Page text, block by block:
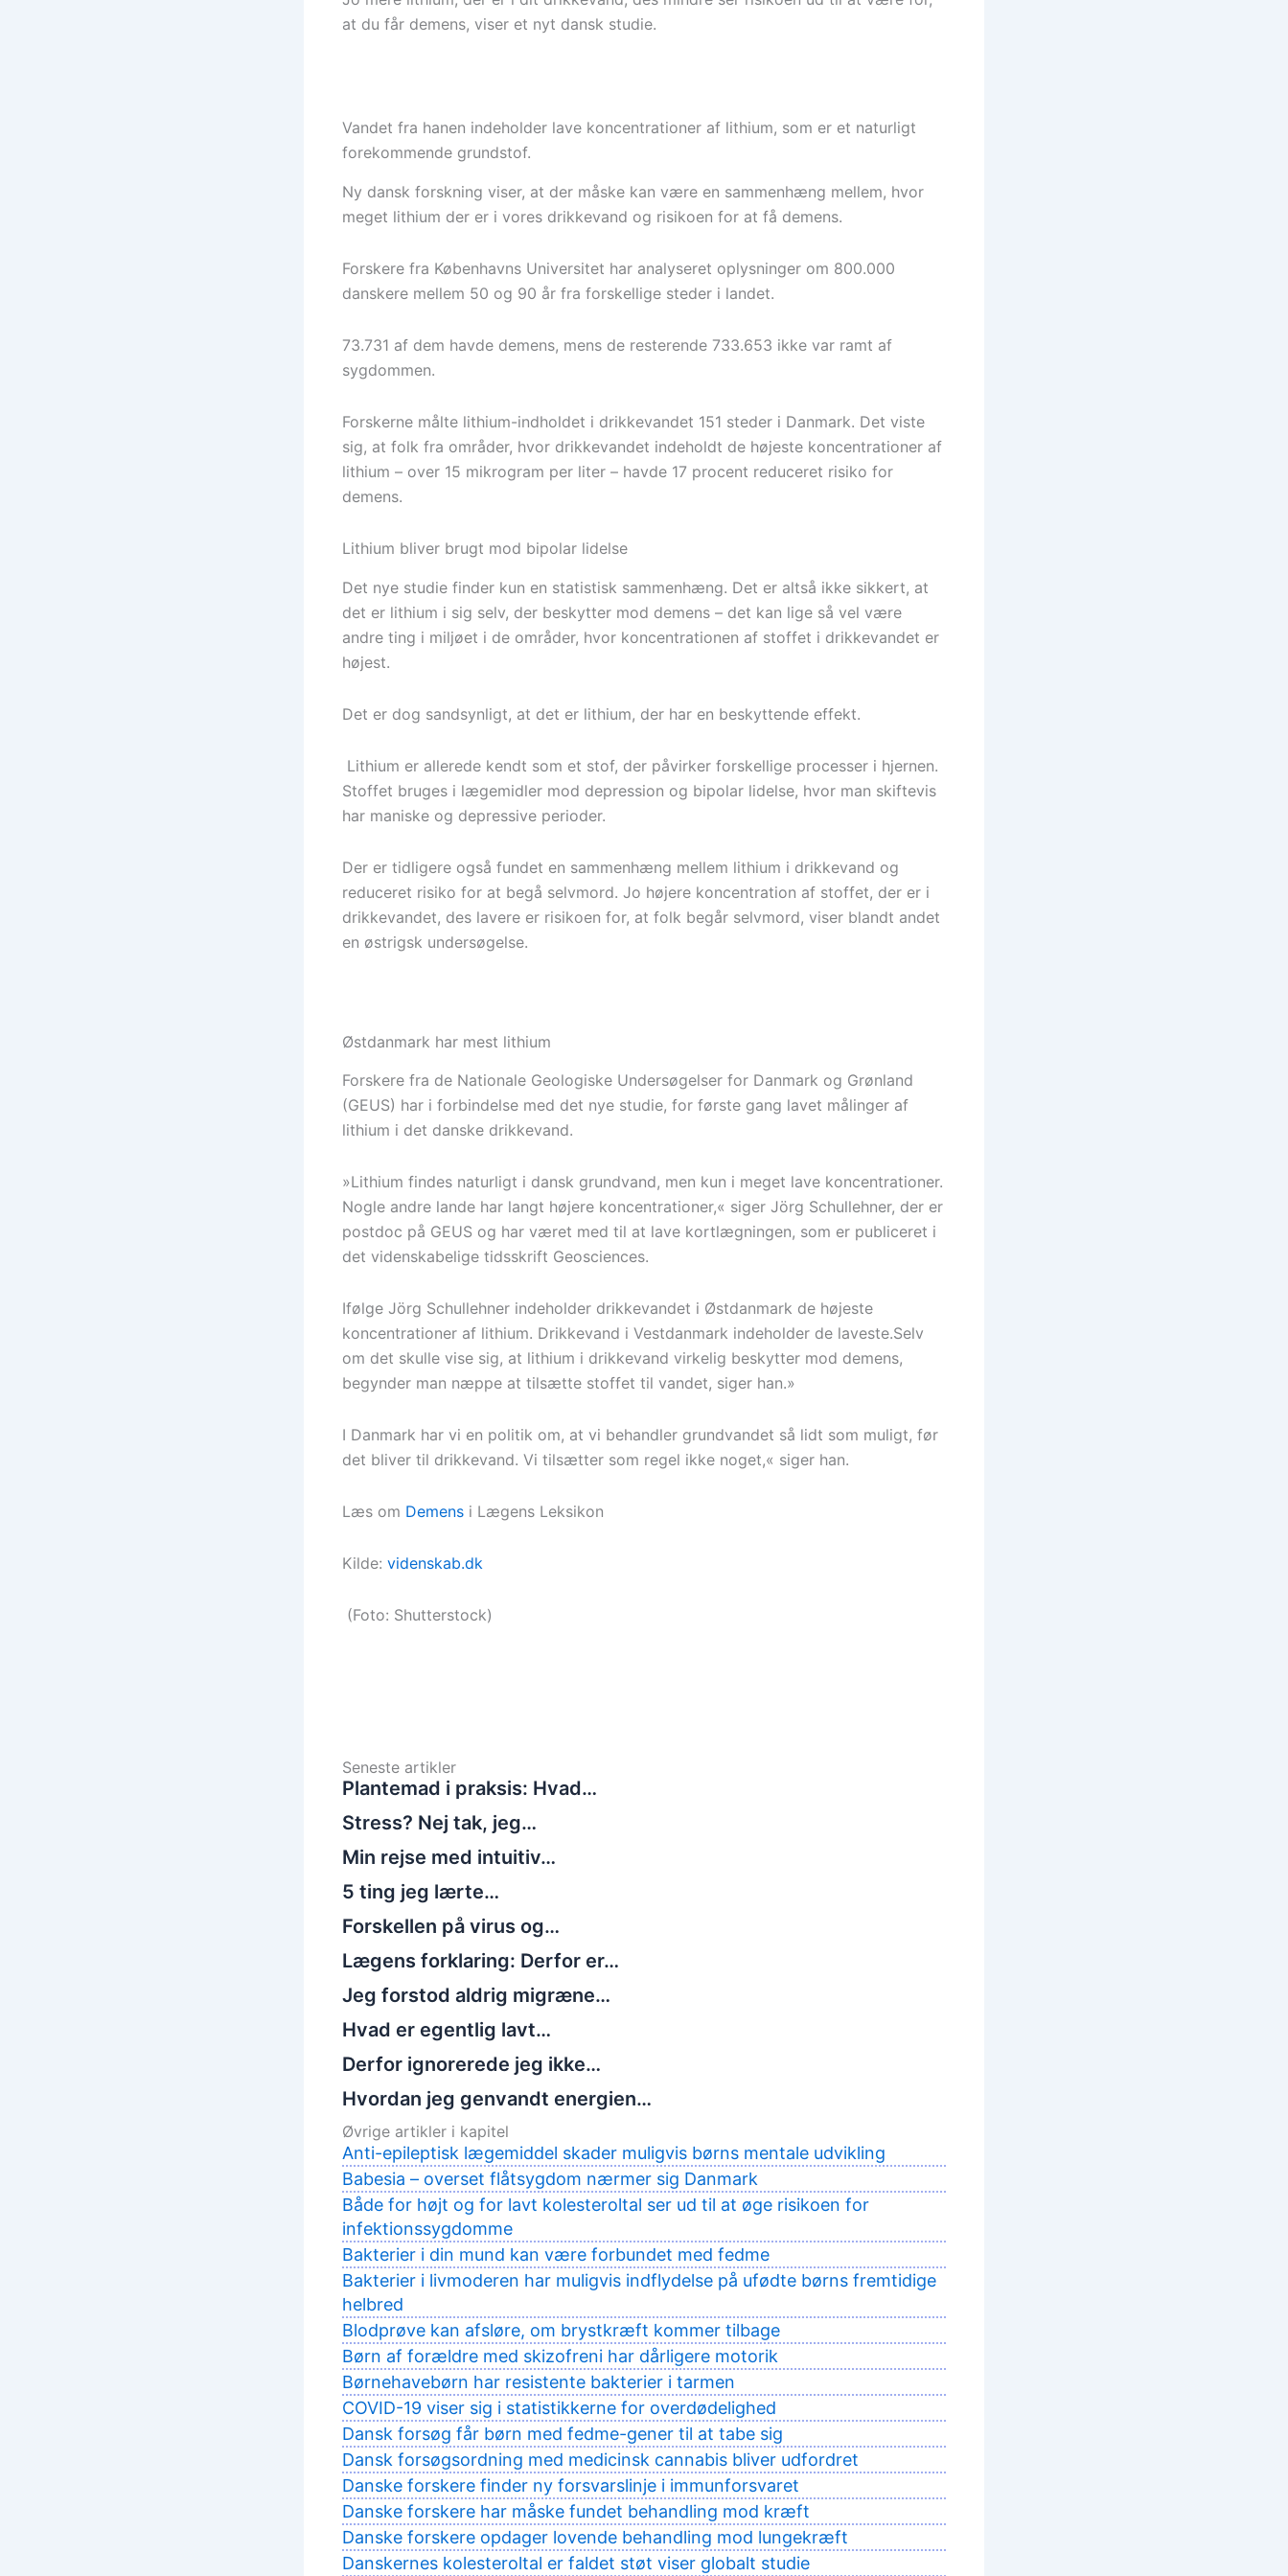
at du får demens, viser et nyt dansk studie.
Vandet fra hanen indeholder lave koncentrationer af lithium, som er et naturligt
forekommende grundstof.
Ny dansk forskning viser, at der måske kan være en sammenhæng mellem, hvor
meget lithium der er i vores drikkevand og risikoen for at få demens.
Forskere fra Københavns Universitet har analyseret oplysninger om 800.000
danskere mellem 50 og 90 år fra forskellige steder i landet.
73.731 af dem havde demens, mens de resterende 733.653 ikke var ramt af
sygdommen.
Forskerne målte lithium-indholdet i drikkevandet 151 steder i Danmark. Det viste
sig, at folk fra områder, hvor drikkevandet indeholdt de højeste koncentrationer af
lithium – over 15 mikrogram per liter – havde 17 procent reduceret risiko for
demens.
Lithium bliver brugt mod bipolar lidelse
Det nye studie finder kun en statistisk sammenhæng. Det er altså ikke sikkert, at
det er lithium i sig selv, der beskytter mod demens – det kan lige så vel være
andre ting i miljøet i de områder, hvor koncentrationen af stoffet i drikkevandet er
højest.
Det er dog sandsynligt, at det er lithium, der har en beskyttende effekt.
Lithium er allerede kendt som et stof, der påvirker forskellige processer i hjernen.
Stoffet bruges i lægemidler mod depression og bipolar lidelse, hvor man skiftevis
har maniske og depressive perioder.
Der er tidligere også fundet en sammenhæng mellem lithium i drikkevand og
reduceret risiko for at begå selvmord. Jo højere koncentration af stoffet, der er i
drikkevandet, des lavere er risikoen for, at folk begår selvmord, viser blandt andet
en østrigsk undersøgelse.
Østdanmark har mest lithium
Forskere fra de Nationale Geologiske Undersøgelser for Danmark og Grønland
(GEUS) har i forbindelse med det nye studie, for første gang lavet målinger af
lithium i det danske drikkevand.
»Lithium findes naturligt i dansk grundvand, men kun i meget lave koncentrationer.
Nogle andre lande har langt højere koncentrationer,« siger Jörg Schullehner, der er
postdoc på GEUS og har været med til at lave kortlægningen, som er publiceret i
det videnskabelige tidsskrift Geosciences.
Ifølge Jörg Schullehner indeholder drikkevandet i Østdanmark de højeste
koncentrationer af lithium. Drikkevand i Vestdanmark indeholder de laveste.Selv
om det skulle vise sig, at lithium i drikkevand virkelig beskytter mod demens,
begynder man næppe at tilsætte stoffet til vandet, siger han.»
I Danmark har vi en politik om, at vi behandler grundvandet så lidt som muligt, før
det bliver til drikkevand. Vi tilsætter som regel ikke noget,« siger han.
Læs om Demens i Lægens Leksikon
Kilde: videnskab.dk
(Foto: Shutterstock)
Seneste artikler
Plantemad i praksis: Hvad…
Stress? Nej tak, jeg…
Min rejse med intuitiv…
5 ting jeg lærte…
Forskellen på virus og…
Lægens forklaring: Derfor er…
Jeg forstod aldrig migræne…
Hvad er egentlig lavt…
Derfor ignorerede jeg ikke…
Hvordan jeg genvandt energien…
Øvrige artikler i kapitel
Anti-epileptisk lægemiddel skader muligvis børns mentale udvikling
Babesia – overset flåtsygdom nærmer sig Danmark
Både for højt og for lavt kolesteroltal ser ud til at øge risikoen for
infektionssygdomme
Bakterier i din mund kan være forbundet med fedme
Bakterier i livmoderen har muligvis indflydelse på ufødte børns fremtidige
helbred
Blodprøve kan afsløre, om brystkræft kommer tilbage
Børn af forældre med skizofreni har dårligere motorik
Børnehavebørn har resistente bakterier i tarmen
COVID-19 viser sig i statistikkerne for overdødelighed
Dansk forsøg får børn med fedme-gener til at tabe sig
Dansk forsøgsordning med medicinsk cannabis bliver udfordret
Danske forskere finder ny forsvarslinje i immunforsvaret
Danske forskere har måske fundet behandling mod kræft
Danske forskere opdager lovende behandling mod lungekræft
Danskernes kolesteroltal er faldet støt viser globalt studie